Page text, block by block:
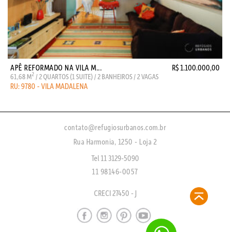
APÊ REFORMADO NA VILA M... R$ 1.100.000,00
61,68 M2 / 2 QUARTOS (1 SUITE) / 2 BANHEIROS / 2 VAGAS
RU: 9780 - VILA MADALENA
contato@refugiosurbanos.com.br
Rua Harmonia, 1250 - Loja 2
Tel 11 3129-5090
11 98146-0057
CRECI 27450 - J